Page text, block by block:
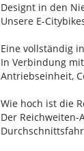
Designt in den
Unsere E-
Eine vollständig
In Verbindung
Antriebseinheit,
Wie hoch ist die
Der